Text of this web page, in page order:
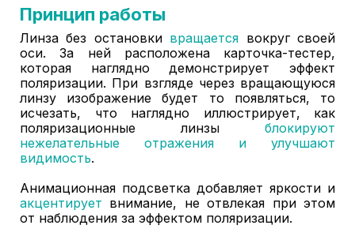
Принцип работы
Линза без остановки вращается вокруг своей
оси. За ней расположена карточка-тестер,
которая наглядно демонстрирует эффект
поляризации. При взгляде через вращающуюся
линзу изображение будет то появляться, то
исчезать, что наглядно иллюстрирует, как
поляризационные линзы блокируют
нежелательные отражения и улучшают
видимость.
Анимационная подсветка добавляет яркости и
акцентирует внимание, не отвлекая при этом
от наблюдения за эффектом поляризации.